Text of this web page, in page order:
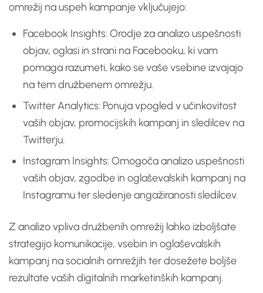
omrežij na uspeh kampanje vključujejo:
Facebook Insights: Orodje za analizo uspešnosti
objav, oglasi in strani na Facebooku, ki vam
pomaga razumeti, kako se vaše vsebine izvajajo
na tem družbenem omrežju.
Twitter Analytics: Ponuja vpogled v učinkovitost
vaših objav, promocijskih kampanj in sledilcev na
Twitterju.
Instagram Insights: Omogoča analizo uspešnosti
vaših objav, zgodbe in oglaševalskih kampanj na
Instagramu ter sledenje angažiranosti sledilcev.
Z analizo vpliva družbenih omrežij lahko izboljšate
strategijo komunikacije, vsebin in oglaševalskih
kampanj na socialnih omrežjih ter dosežete boljše
rezultate vaših digitalnih marketinških kampanj.